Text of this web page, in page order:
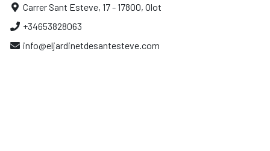
Carrer Sant Esteve, 17 - 17800, Olot
+34653828063
info@eljardinetdesantesteve.com